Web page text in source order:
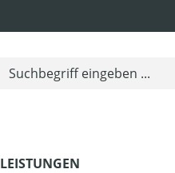
LEISTUNGEN